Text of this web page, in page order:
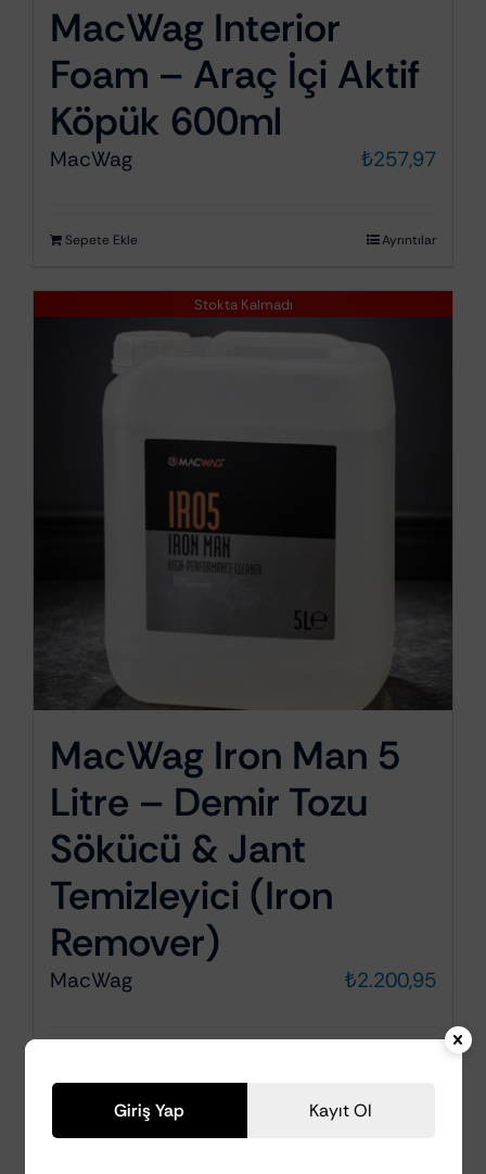
MacWag Interior
Foam – Araç İçi Aktif
Köpük 600ml
MacWag ₺257,97
Sepete Ekle Ayrıntılar
Stokta Kalmadı
MacWag Iron Man 5
Litre – Demir Tozu
Sökücü & Jant
Temizleyici (Iron
Remover)
MacWag ₺2.200,95
Giriş Yap Kayıt Ol